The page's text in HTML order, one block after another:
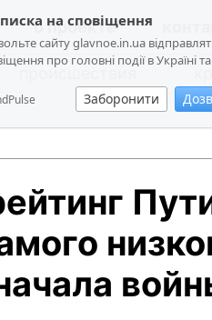
на сповіщення
сайту glavnoe.in.ua
про головні події в Україні та
Заборонити
о проекте
происшествия
политика
общество
экономика
происшествия
криминал